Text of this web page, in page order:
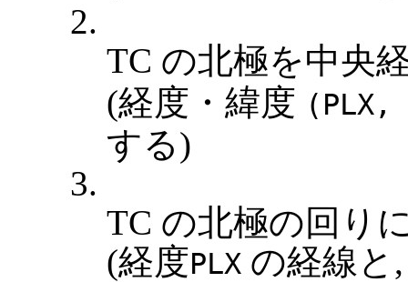
2.
TC の北極を中央
(経度・緯度 (PLX,
する)
3.
TC の北極の回り
(経度PLXの経線と,